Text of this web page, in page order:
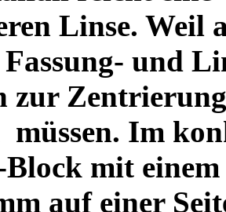
Linse. Weil
und
zur
müssen. Im
mit einem
auf einer